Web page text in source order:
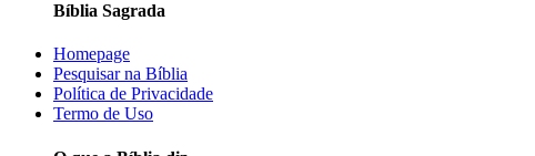
Bíblia Sagrada
Homepage
Pesquisar na Bíblia
Política de Privacidade
Termo de Uso